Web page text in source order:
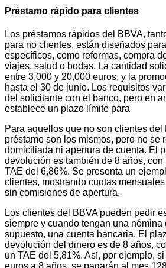
Préstamo rápido para clientes
Los préstamos rápidos del BBVA,
para no clientes, están diseñados
específicos, como reformas, compra
viajes, salud o bodas. La cantidad
entre 3,000 y 20,000 euros, y la
hasta el 30 de junio. Los requisitos
del solicitante con el banco, pero en
establece un plazo límite para
Para aquellos que no son clientes
préstamo son los mismos, pero no se
domiciliada ni apertura de cuenta. El
devolución es también de 8 años, con
TAE del 6,86%. Se presenta un
clientes, mostrando cuotas
sin comisiones de apertura.
Los clientes del BBVA pueden pedir
siempre y cuando tengan una nómina
supuesto, una cuenta bancaria. El
devolución del dinero es de 8 años,
un TAE del 5,81%. Así, por ejemplo,
euros a 8 años, se pagarán al mes